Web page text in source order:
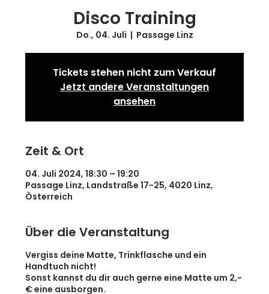
Disco Training
Do., 04. Juli
  |
Passage Linz
Tickets stehen nicht zum Verkauf
Jetzt andere Veranstaltungen
ansehen
Zeit & Ort
04. Juli 2024, 18:30 – 19:20
Passage Linz, Landstraße 17-25, 4020 Linz,
Österreich
Über die Veranstaltung
Vergiss deine Matte, Trinkflasche und ein
Handtuch nicht!
Sonst kannst du dir auch gerne eine Matte um 2,-
€ eine ausborgen.